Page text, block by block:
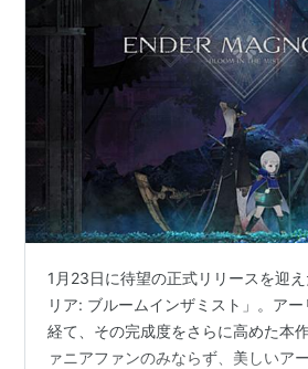
1月23日に待望の正式リリースを迎
リア: ブルームインザミスト」。ア
経て、その完成度をさらに高めた本
ァニアファンのみならず、美しいア